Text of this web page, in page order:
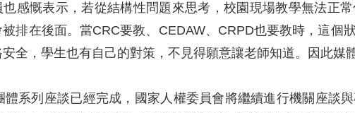
也感慨表示，若從結構性問題來思考，校園現場教學無法正
排在後面。當CRC要教、CEDAW、CRPD也要教時，這個
全，學生也有自己的對策，不見得願意讓老師知道。因此媒
體系列座談已經完成，國家人權委員會將繼續進行機關座談